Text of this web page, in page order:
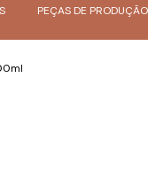
PEÇAS DE